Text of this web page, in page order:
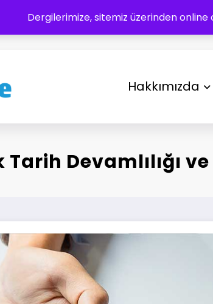
Dergilerimize, sitemiz üzerinden
Hakkımızda
Devamlılığı